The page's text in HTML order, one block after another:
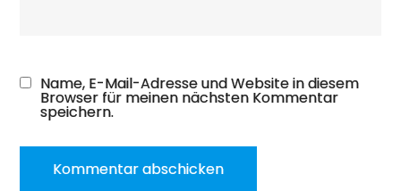
Name, E-Mail-Adresse und Website in diesem
Browser für meinen nächsten Kommentar
speichern.